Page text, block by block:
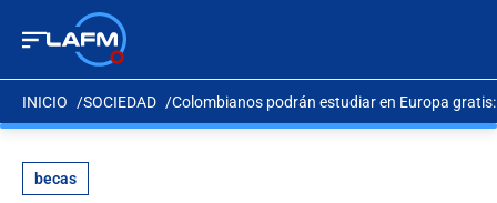
INICIO SOCIEDAD Colombianos podrán estudiar en Europa
becas